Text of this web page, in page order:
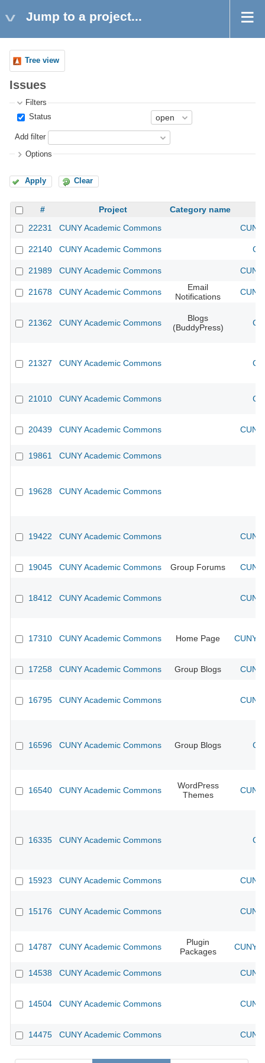
Jump to a project...
Tree view
Issues
Filters
Status
Add filter
Options
Apply Clear
# Project
Category name
22231
CUNY Academic Commons
22140 CUNY Academic Commons
21989 CUNY Academic Commons
21678 CUNY Academic Commons
Email
Notifications
21362 CUNY Academic Commons
Blogs
(BuddyPress)
21327 CUNY Academic Commons
21010 CUNY Academic Commons
20439 CUNY Academic Commons
19861 CUNY Academic Commons
19628 CUNY Academic Commons
19422 CUNY Academic Commons
19045 CUNY Academic Commons Group Forums
18412 CUNY Academic Commons
17310 CUNY Academic Commons Home Page CUNY
17258 CUNY Academic Commons Group Blogs
16795 CUNY Academic Commons
16596 CUNY Academic Commons Group Blogs
16540 CUNY Academic Commons
WordPress
Themes
16335 CUNY Academic Commons
15923 CUNY Academic Commons
15176 CUNY Academic Commons
14787 CUNY Academic Commons
Plugin
Packages
CUNY
14538 CUNY Academic Commons
14504 CUNY Academic Commons
14475 CUNY Academic Commons